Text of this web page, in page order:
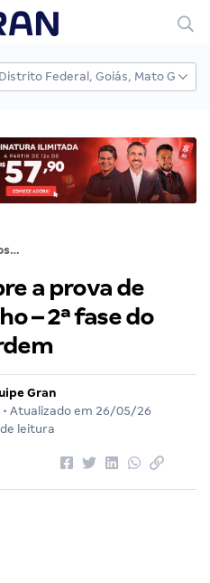
Comentários sobre a prova de Direito do Trabalho – 2ª fase do XXII Exame de Ordem
a prova de
– 2ª fase do
Gran
• Atualizado em 26/05/26
leitura